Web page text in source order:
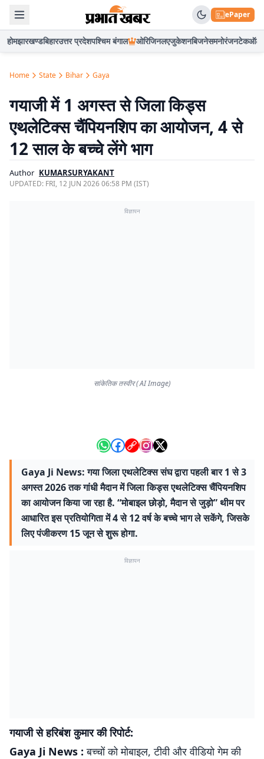
ePaper
होमझारखण्डबिहारउत्तर प्रदेशपश्चिम बंगाल ओरिजिनलएजुकेशनबिजनेसमनोरंजनटेकऑटो
Home State Bihar Gaya
गयाजी में 1 अगस्त से जिला किड्स
एथलेटिक्स चैंपियनशिप का आयोजन, 4 से
12 साल के बच्चे लेंगे भाग
Author KUMARSURYAKANT
UPDATED: FRI, 12 JUN 2026 06:58 PM (IST)
विज्ञापन
सांकेतिक तस्वीर ( AI Image)
Gaya Ji News: गया जिला एथलेटिक्स संघ द्वारा पहली बार 1 से 3
अगस्त 2026 तक गांधी मैदान में जिला किड्स एथलेटिक्स चैंपियनशिप
का आयोजन किया जा रहा है. “मोबाइल छोड़ो, मैदान से जुड़ो” थीम पर
आधारित इस प्रतियोगिता में 4 से 12 वर्ष के बच्चे भाग ले सकेंगे, जिसके
लिए पंजीकरण 15 जून से शुरू होगा.
विज्ञापन
गयाजी से हरिबंश कुमार की रिपोर्ट:
Gaya Ji News : बच्चों को मोबाइल, टीवी और वीडियो गेम की